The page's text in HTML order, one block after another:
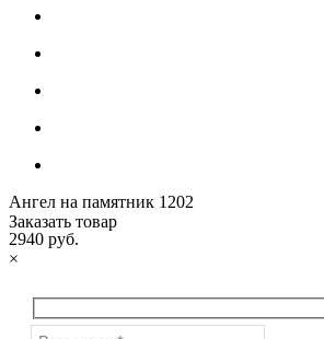
Ангел на памятник 1202
2940 руб.
Заказать товар
×